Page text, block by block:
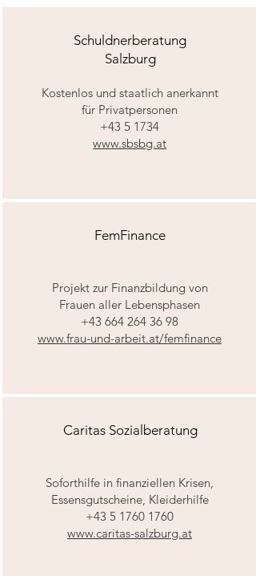
Schuldnerberatung
Salzburg
Kostenlos und staatlich anerkannt
für Privatpersonen
+43 5 1734
www.sbsbg.at
FemFinance
Projekt zur Finanzbildung von
Frauen aller Lebensphasen
+43 664 264 36 98
www.frau-und-arbeit.at/femfinance
Caritas Sozialberatung
Soforthilfe in finanziellen Krisen,
Essensgutscheine, Kleiderhilfe
+43 5 1760 1760
www.caritas-salzburg.at